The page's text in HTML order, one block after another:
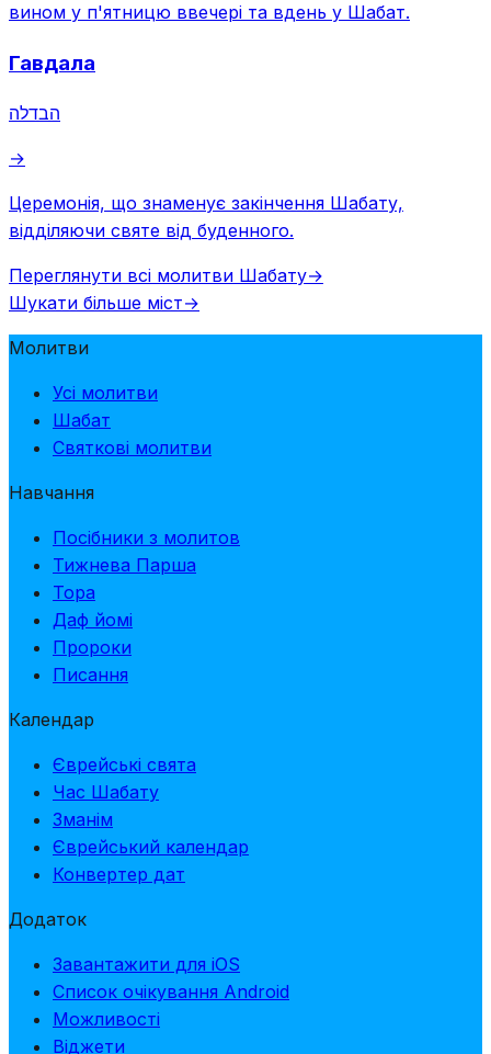
вином у п'ятницю ввечері та вдень у Шабат.
Гавдала
הבדלה
→
Церемонія, що знаменує закінчення Шабату,
відділяючи святе від буденного.
Переглянути всі молитви Шабату→
Шукати більше міст→
Молитви
Усі молитви
Шабат
Святкові молитви
Навчання
Посібники з молитов
Тижнева Парша
Тора
Даф йомі
Пророки
Писання
Календар
Єврейські свята
Час Шабату
Зманім
Єврейський календар
Конвертер дат
Додаток
Завантажити для iOS
Список очікування Android
Можливості
Віджети